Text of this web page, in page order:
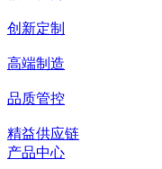
创新定制
高端制造
品质管控
精益供应链
产品中心